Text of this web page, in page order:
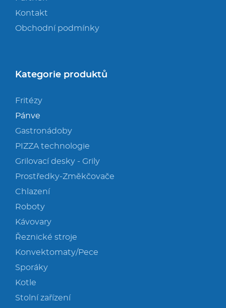
Kontakt
Obchodní podmínky
Kategorie produktů
Fritézy
Pánve
Gastronádoby
PIZZA technologie
Grilovací desky - Grily
Prostředky-Změkčovače
Chlazení
Roboty
Kávovary
Řeznické stroje
Konvektomaty/Pece
Sporáky
Kotle
Stolní zařízení